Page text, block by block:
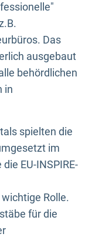
Das
ausgebaut
behördlichen
in
spielten die
im
EU-INSPIRE-
Rolle.
für die